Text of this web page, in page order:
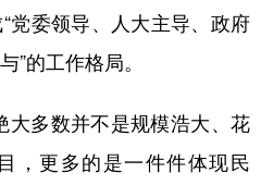
党委领导、人大主导、政府
”的工作格局。
多数并不是规模浩大、花
，更多的是一件件体现民